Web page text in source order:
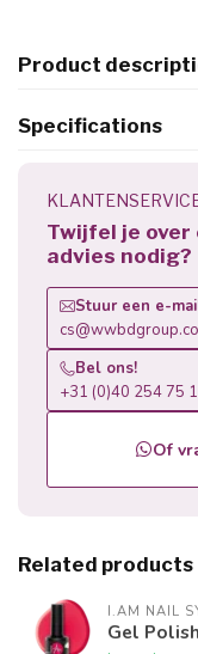
Product
Specifications
Twijfel je over
advies nodig?
Stuur een e-
Bel ons!
+31 (0)40 254 75
Of
Related products
I.AM NAIL
Gel